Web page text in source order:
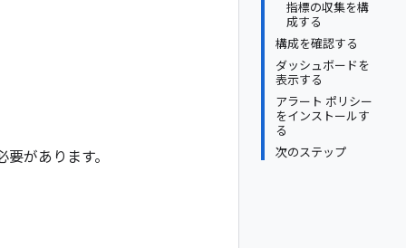
指標の収集を構
成する
構成を確認する
ダッシュボードを
表示する
アラート ポリシー
をインストールす
る
次のステップ
要があります。